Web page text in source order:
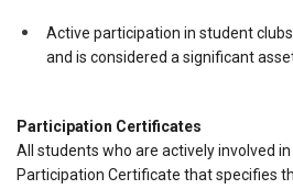
Active participation in student
and is considered a significant
Participation Certificates
All students who are actively involved
Participation Certificate that specifies